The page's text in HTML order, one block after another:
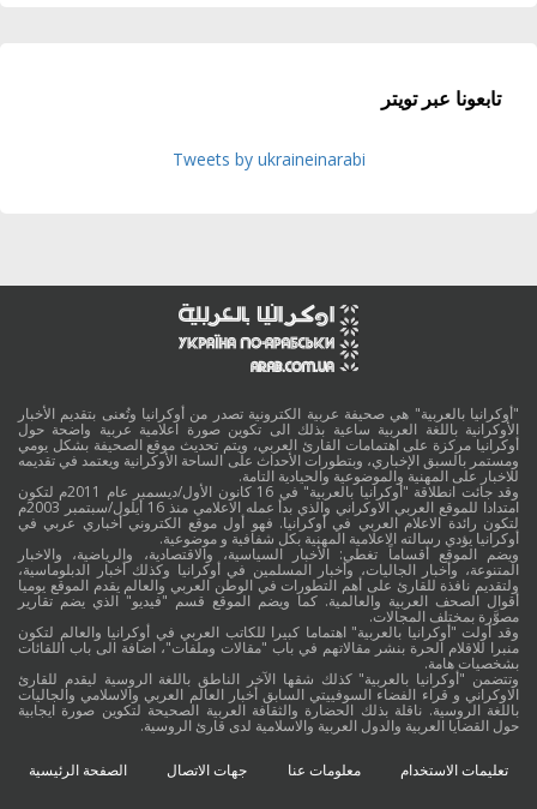
تابعونا عبر تويتر
Tweets by ukraineinarabi
"أوكرانيا بالعربية" هي صحيفة عربية الكترونية تصدر من أوكرانيا وتُعنى بتقديم الأخبار
الأوكرانية باللغة العربية ساعية بذلك الى تكوين صورة اعلامية عربية واضحة حول
أوكرانيا مركزة على اهتمامات القارئ العربي، ويتم تحديث موقع الصحيفة بشكل يومي
ومستمر بالسبق الإخباري، وبتطورات الأحداث على الساحة الأوكرانية ويعتمد في تقديمه
للاخبار على المهنية والموضوعية والحيادية التامة.
وقد جائت انطلاقة "أوكرانيا بالعربية" في 16 كانون الأول/ديسمبر عام 2011م لتكون
امتدادا للموقع العربي الاوكراني والذي بدأ عمله الاعلامي منذ 16 أيلول/سبتمبر 2003م
لتكون رائدة الاعلام العربي في أوكرانيا. فهو أول موقع الكتروني أخباري عربي في
أوكرانيا يؤدي رسالته الاعلامية المهنية بكل شفافية و موضوعية.
ويضم الموقع أقساماً تغطي: الأخبار السياسية، والاقتصادية، والرياضية، والاخبار
المتنوعة، وأخبار الجاليات، وأخبار المسلمين في أوكرانيا وكذلك أخبار الدبلوماسية،
ولتقديم نافذة للقارئ على أهم التطورات في الوطن العربي والعالم يقدم الموقع يوميا
أقوال الصحف العربية والعالمية. كما ويضم الموقع قسم "فيديو" الذي يضم تقارير
مصوَّرة بمختلف المجالات.
وقد أولت "أوكرانيا بالعربية" اهتماما كبيرا للكاتب العربي في أوكرانيا والعالم لتكون
منبرا للاقلام الحرة بنشر مقالاتهم في باب "مقالات وملفات"، اضافة الى باب اللقائات
بشخصيات هامة.
وتتضمن "أوكرانيا بالعربية" كذلك شقها الآخر الناطق باللغة الروسية ليقدم للقارئ
الاوكراني و قراء الفضاء السوفييتي السابق أخبار العالم العربي والاسلامي والجاليات
باللغة الروسية. ناقلة بذلك الحضارة والثقافة العربية الصحيحة لتكوين صورة ايجابية
حول القضايا العربية والدول العربية والاسلامية لدى قارئ الروسية.
تعليمات الاستخدام معلومات عنا جهات الاتصال الصفحة الرئيسية